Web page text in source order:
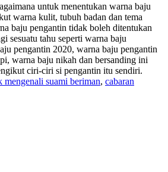
untuk menentukan warna baju
warna kulit, tubuh badan dan tema
baju pengantin tidak boleh ditentukan
sesuatu tahu seperti warna baju
pengantin 2020, warna baju pengantin
warna baju nikah dan bersanding ini
ciri-ciri si pengantin itu sendiri.
mengenali suami beriman, cabaran